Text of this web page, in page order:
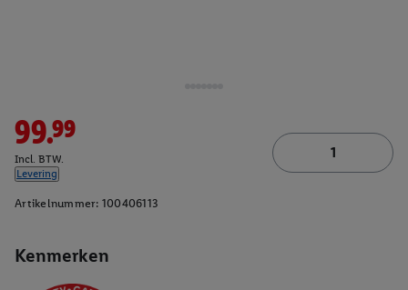
Kenmerken
99.99
Incl. BTW.
Levering
Artikelnummer: 100406113